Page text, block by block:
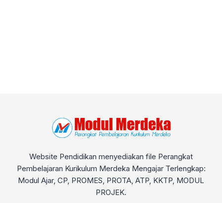
Website Pendidikan menyediakan file Perangkat
Pembelajaran Kurikulum Merdeka Mengajar Terlengkap:
Modul Ajar, CP, PROMES, PROTA, ATP, KKTP, MODUL
PROJEK.